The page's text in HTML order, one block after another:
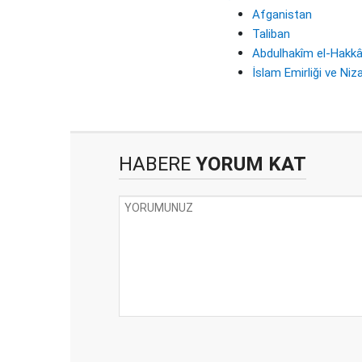
Afganistan
Taliban
Abdulhakîm el-
İslam Emirliği ve
HABERE YORUM KAT